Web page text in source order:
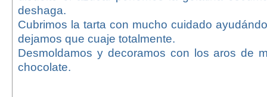
deshaga.
Cubrimos la tarta con mucho cuidado
dejamos que cuaje totalmente.
Desmoldamos y decoramos con los aros de
chocolate.